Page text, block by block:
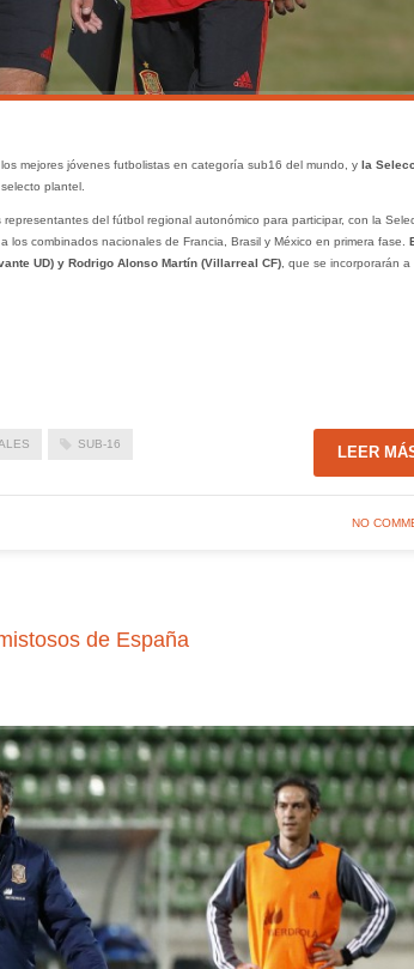
mejores jóvenes futbolistas en categoría sub16 del mundo, y la
plantel.
del fútbol regional autonómico para participar, con la
combinados nacionales de Francia, Brasil y México en primera fase.
UD) y Rodrigo Alonso Martín (Villarreal CF), que se incorporarán a
SUB-16 LEER
NO
de España